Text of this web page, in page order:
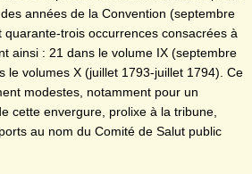
années de la Convention (septembre
trois occurrences consacrées à
ainsi : 21 dans le volume IX (septembre
le volumes X (juillet 1793-juillet 1794). Ce
modestes, notamment pour un
cette envergure, prolixe à la tribune,
au nom du Comité de Salut public